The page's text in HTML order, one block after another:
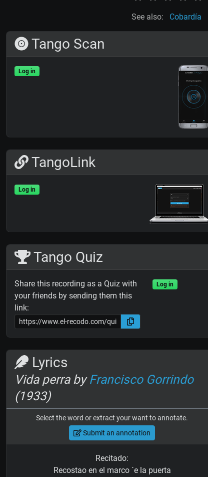
See also: Cobardía
Tango Scan
Log in
TangoLink
Log in
Tango Quiz
Share this recording as a Quiz with
your friends by sending them this
link:
Log in
Lyrics
Vida perra byFrancisco Gorrindo
(1933)
Select the word or extract your want to annotate.
Submit an annotation
Recitado:
Recostao en el marco ´e la puerta